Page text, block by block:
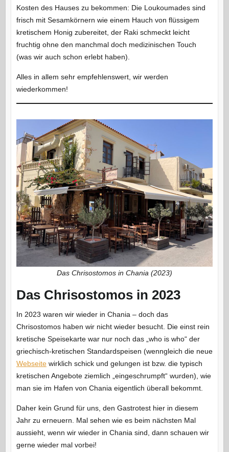
Kosten des Hauses zu bekommen: Die Loukoumades sind
frisch mit Sesamkörnern wie einem Hauch von flüssigem
kretischem Honig zubereitet, der Raki schmeckt leicht
fruchtig ohne den manchmal doch medizinischen Touch
(was wir auch schon erlebt haben).
Alles in allem sehr empfehlenswert, wir werden
wiederkommen!
Das Chrisostomos in Chania (2023)
Das Chrisostomos in 2023
In 2023 waren wir wieder in Chania – doch das
Chrisostomos haben wir nicht wieder besucht. Die einst rein
kretische Speisekarte war nur noch das „who is who“ der
griechisch-kretischen Standardspeisen (wenngleich die neue
Webseitewirklich schick und gelungen ist bzw. die typisch
kretischen Angebote ziemlich „eingeschrumpft“ wurden), wie
man sie im Hafen von Chania eigentlich überall bekommt.
Daher kein Grund für uns, den Gastrotest hier in diesem
Jahr zu erneuern. Mal sehen wie es beim nächsten Mal
aussieht, wenn wir wieder in Chania sind, dann schauen wir
gerne wieder mal vorbei!